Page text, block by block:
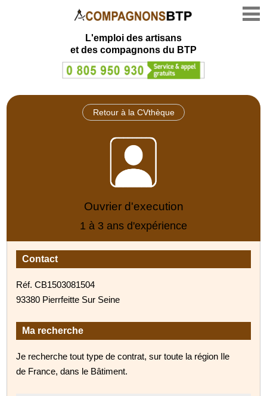
L'emploi des artisans
et des compagnons du BTP
Retour à la CVthèque
Ouvrier d'execution
1 à 3 ans d'expérience
Contact
Réf. CB1503081504
93380 Pierrfeitte Sur Seine
Ma recherche
Je recherche tout type de contrat, sur toute la région Ile
de France, dans le Bâtiment.